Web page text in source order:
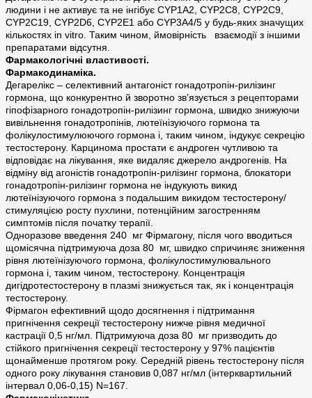
людини і не активує та не інгібує CYP1A2, CYP2C8, CYP2C9,
CYP2C19, CYP2D6, CYP2E1 або CYP3A4/5 у будь-яких значущих
кількостях in vitro. Таким чином, ймовірність взаємодії з іншими
препаратами відсутня.
Фармакологічні властивості.
Фармакодинаміка.
Дегарелікс – селективний антагоніст гонадотропін-рилізинг
гормона, що конкурентно й зворотно зв’язується з рецепторами
гіпофізарного гонадотропін-рилізинг гормона, швидко знижуючи
вивільнення гонадотропінів, лютеїнізуючого гормона та
фолікулостимулюючого гормона і, таким чином, індукує секрецію
тестостерону. Карцинома простати є андроген чутливою та
відповідає на лікування, яке видаляє джерело андрогенів. На
відміну від агоністів гонадотропін-рилізинг гормона, блокатори
гонадотропін-рилізинг гормона не індукують викид
лютеїнізуючого гормона з подальшим викидом тестостерону/
стимуляцією росту пухлини, потенційним загостренням
симптомів після початку терапії.
Одноразове введення 240 мг Фірмагону, після чого вводиться
щомісячна підтримуюча доза 80 мг, швидко спричиняє зниження
рівня лютеїнізуючого гормона, фолікулостимулювального
гормона і, таким чином, тестостерону. Концентрація
дигідротестостерону в плазмі знижується так, як і концентрація
тестостерону.
Фірмагон ефективний щодо досягнення і підтримання
пригнічення секреції тестостерону нижче рівня медичної
кастрації 0,5 нг/мл. Підтримуюча доза 80 мг призводить до
стійкого пригнічення секреції тестостерону у 97% пацієнтів
щонайменше протягом року. Середній рівень тестостерону після
одного року лікування становив 0,087 нг/мл (інтерквартильний
інтервал 0,06-0,15) N=167.